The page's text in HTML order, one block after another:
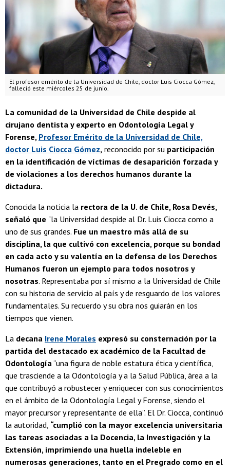
El profesor emérito de la Universidad de Chile, doctor Luis Ciocca Gómez,
falleció este miércoles 25 de junio.
La comunidad de la Universidad de Chile despide al
cirujano dentista y experto en Odontología Legal y
Forense, Profesor Emérito de la Universidad de Chile,
doctor Luis Ciocca Gómez, reconocido por su participación
en la identificación de víctimas de desaparición forzada y
de violaciones a los derechos humanos durante la
dictadura.
Conocida la noticia la rectora de la U. de Chile, Rosa Devés,
señaló que "la Universidad despide al Dr. Luis Ciocca como a
uno de sus grandes. Fue un maestro más allá de su
disciplina, la que cultivó con excelencia, porque su bondad
en cada acto y su valentía en la defensa de los Derechos
Humanos fueron un ejemplo para todos nosotros y
nosotras. Representaba por sí mismo a la Universidad de Chile
con su historia de servicio al país y de resguardo de los valores
fundamentales. Su recuerdo y su obra nos guiarán en los
tiempos que vienen.
La decana Irene Morales expresó su consternación por la
partida del destacado ex académico de la Facultad de
Odontología“una figura de noble estatura ética y científica,
que trasciende a la Odontología y a la Salud Pública, área a la
que contribuyó a robustecer y enriquecer con sus conocimientos
en el ámbito de la Odontología Legal y Forense, siendo el
mayor precursor y representante de ella”. El Dr. Ciocca, continuó
la autoridad, “cumplió con la mayor excelencia universitaria
las tareas asociadas a la Docencia, la Investigación y la
Extensión, imprimiendo una huella indeleble en
numerosas generaciones, tanto en el Pregrado como en el